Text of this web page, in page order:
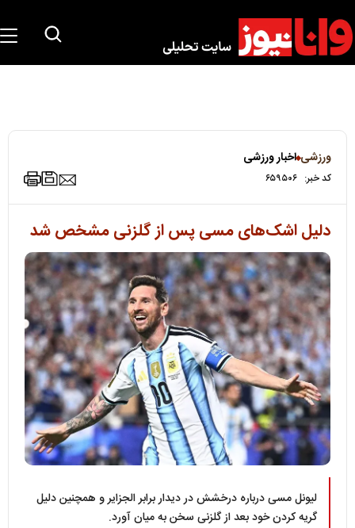
ورزشی اخبار ورزشی
کد خبر: ۶۵۹۵۰۶
دلیل اشک‌های مسی پس از گلزنی مشخص شد
لیونل مسی درباره درخشش در دیدار برابر الجزایر و همچنین دلیل
گریه کردن خود بعد از گلزنی سخن به میان آورد.